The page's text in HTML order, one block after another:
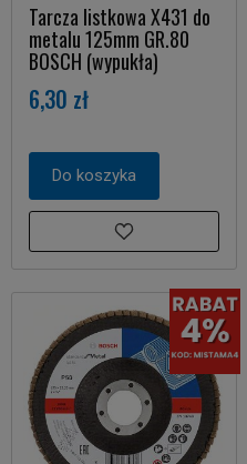
Tarcza listkowa X431 do
metalu 125mm GR.80
BOSCH (wypukła)
6,30 zł
Do koszyka